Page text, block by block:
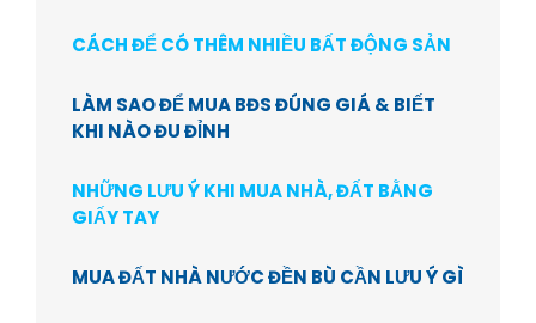
CÁCH ĐỂ CÓ THÊM NHIỀU BẤT ĐỘNG SẢN
LÀM SAO ĐỂ MUA BĐS ĐÚNG GIÁ & BIẾT
KHI NÀO ĐU ĐỈNH
NHỮNG LƯU Ý KHI MUA NHÀ, ĐẤT BẰNG
GIẤY TAY
MUA ĐẤT NHÀ NƯỚC ĐỀN BÙ CẦN LƯU Ý GÌ